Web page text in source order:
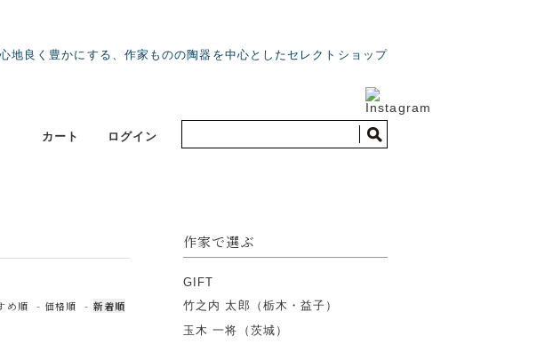
地良く豊かにする、作家ものの陶器を中心としたセレクトショップ
カート ログイン
め順 - 価格順 - 新着順
作家で選ぶ
GIFT
竹之内 太郎（栃木・益子）
玉木 一将（茨城）